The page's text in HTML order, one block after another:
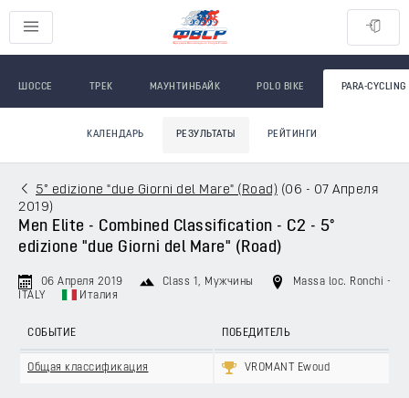
ШОССЕ ТРЕК МАУНТИНБАЙК POLO BIKE PARA-CYCLING
КАЛЕНДАРЬ РЕЗУЛЬТАТЫ РЕЙТИНГИ
5° edizione "due Giorni del Mare" (Road) (06 - 07 Апреля
2019)
Men Elite - Combined Classification - C2 - 5°
edizione "due Giorni del Mare" (Road)
06 Апреля 2019 Class 1 , Мужчины
Massa loc. Ronchi -
ITALY
Италия
СОБЫТИЕ ПОБЕДИТЕЛЬ
Общая классификация VROMANT Ewoud